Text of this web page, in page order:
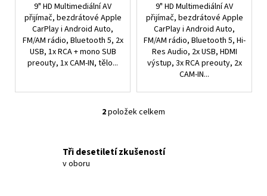
9" HD Multimediální AV
přijímač, bezdrátové Apple
CarPlay i Android Auto,
FM/AM rádio, Bluetooth 5, 2x
USB, 1x RCA + mono SUB
preouty, 1x CAM-IN, tělo...
9" HD Multimediální AV
přijímač, bezdrátové Apple
CarPlay i Android Auto,
FM/AM rádio, Bluetooth 5, Hi-
Res Audio, 2x USB, HDMI
výstup, 3x RCA preouty, 2x
CAM-IN...
O
l
á
2položek celkem
Tři desetiletí zkušeností
v oboru